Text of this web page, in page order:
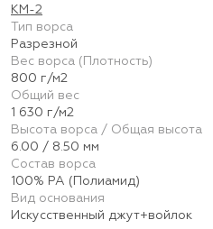
КМ-2
Тип ворса
Разрезной
Вес ворса (Плотность)
800 г/м2
Общий вес
1 630 г/м2
Высота ворса / Общая высота
6.00 / 8.50 мм
Состав ворса
100% PA (Полиамид)
Вид основания
Искусственный джут+войлок